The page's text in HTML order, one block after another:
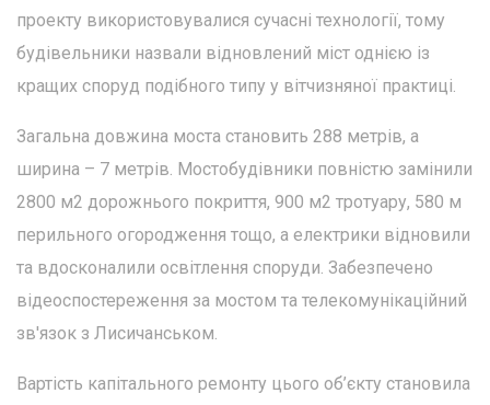
проекту використовувалися сучасні технології, тому
будівельники назвали відновлений міст однією із
кращих споруд подібного типу у вітчизняної практиці.
Загальна довжина моста становить 288 метрів, а
ширина – 7 метрів. Мостобудівники повністю замінили
2800 м2 дорожнього покриття, 900 м2 тротуару, 580 м
перильного огородження тощо, а електрики відновили
та вдосконалили освітлення споруди. Забезпечено
відеоспостереження за мостом та телекомунікаційний
зв'язок з Лисичанськом.
Вартість капітального ремонту цього об’єкту становила